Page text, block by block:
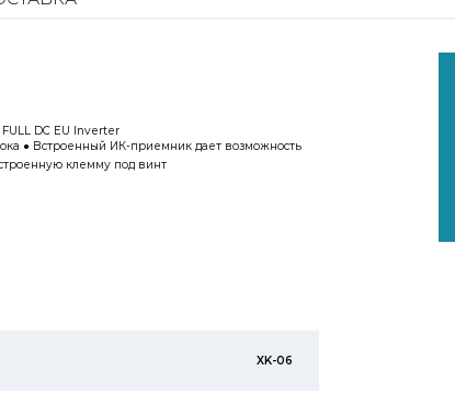
DC EU Inverter
● Встроенный ИК-приемник дает возможность
клемму под винт
XK-06